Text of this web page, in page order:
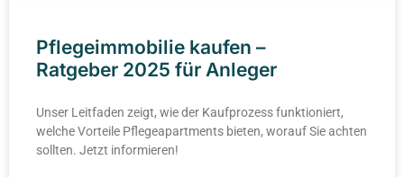
Pflegeimmobilie kaufen –
Ratgeber 2025 für Anleger
Unser Leitfaden zeigt, wie der Kaufprozess funktioniert,
welche Vorteile Pflegeapartments bieten, worauf Sie achten
sollten. Jetzt informieren!